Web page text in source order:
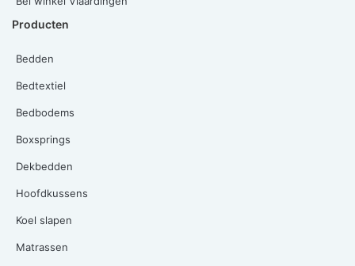
Producten
Bedden
Bedtextiel
Bedbodems
Boxsprings
Dekbedden
Hoofdkussens
Koel slapen
Matrassen